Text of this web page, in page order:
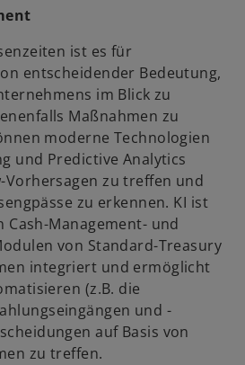
ist es für
entscheidender Bedeutung,
im Blick zu
Maßnahmen zu
moderne Technologien
und Predictive Analytics
Vorhersagen zu treffen und
zu erkennen. KI ist
Management- und
von Standard-Treasury
integriert und ermöglicht
(z.B. die
und -
auf Basis von
zu treffen.